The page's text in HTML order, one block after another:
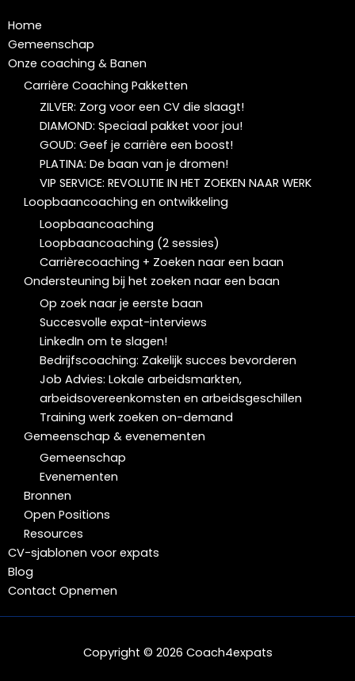
Home
Gemeenschap
Onze coaching & Banen
Carrière Coaching Pakketten
ZILVER: Zorg voor een CV die slaagt!
DIAMOND: Speciaal pakket voor jou!
GOUD: Geef je carrière een boost!
PLATINA: De baan van je dromen!
VIP SERVICE: REVOLUTIE IN HET ZOEKEN NAAR WERK
Loopbaancoaching en ontwikkeling
Loopbaancoaching
Loopbaancoaching (2 sessies)
Carrièrecoaching + Zoeken naar een baan
Ondersteuning bij het zoeken naar een baan
Op zoek naar je eerste baan
Succesvolle expat-interviews
LinkedIn om te slagen!
Bedrijfscoaching: Zakelijk succes bevorderen
Job Advies: Lokale arbeidsmarkten,
arbeidsovereenkomsten en arbeidsgeschillen
Training werk zoeken on-demand
Gemeenschap & evenementen
Gemeenschap
Evenementen
Bronnen
Open Positions
Resources
CV-sjablonen voor expats
Blog
Contact Opnemen
Copyright © 2026 Coach4expats